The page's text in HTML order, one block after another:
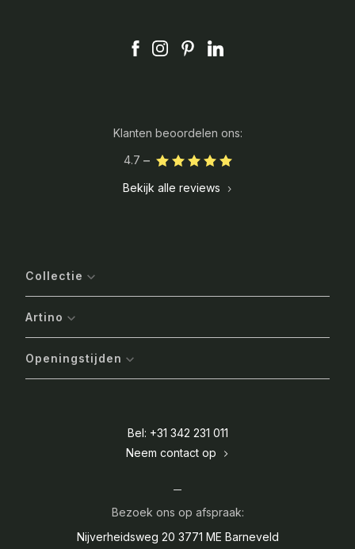
Klanten beoordelen ons:
4.7
Bekijk alle reviews
Bel: +31 342 231 011
Neem contact op
Bezoek ons op afspraak:
Nijverheidsweg 20 3771 ME Barneveld
Collectie
Artino
Openingstijden